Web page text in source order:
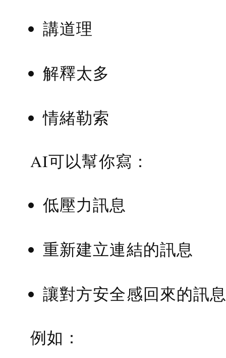
講道理
解釋太多
情緒勒索
AI可以幫你寫：
低壓力訊息
重新建立連結的訊息
讓對方安全感回來的訊
例如：